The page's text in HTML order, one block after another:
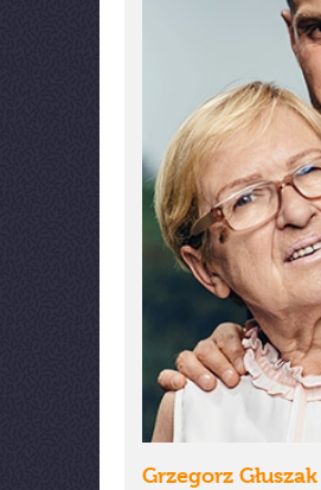
Grzegorz Głuszak